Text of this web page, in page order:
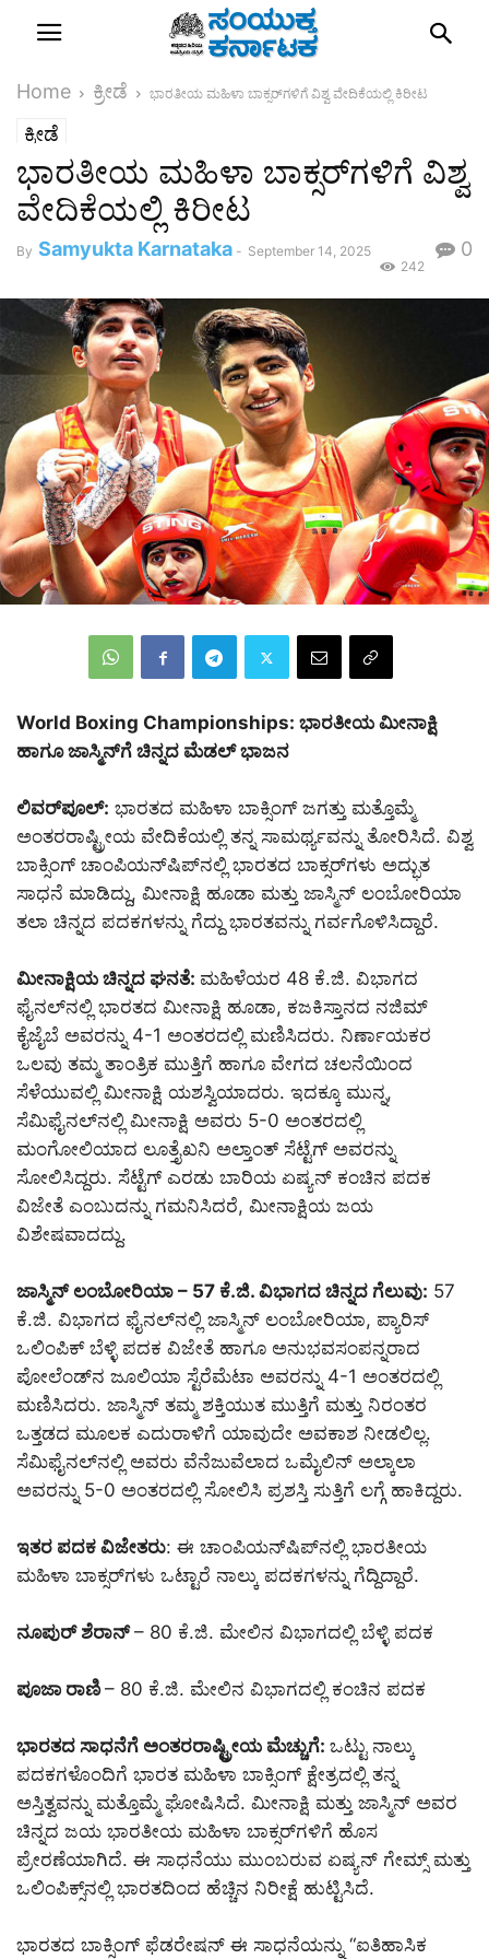
Home ಕ್ರೀಡೆ ಭಾರತೀಯ ಮಹಿಳಾ ಬಾಕ್ಸರ್‌ಗಳಿಗೆ ವಿಶ್ವ ವೇದಿಕೆಯಲ್ಲಿ ಕಿರೀಟ
ಕ್ರೀಡೆ
ಭಾರತೀಯ ಮಹಿಳಾ ಬಾಕ್ಸರ್‌ಗಳಿಗೆ ವಿಶ್ವ
ವೇದಿಕೆಯಲ್ಲಿ ಕಿರೀಟ
By Samyukta Karnataka - September 14, 2025 0
242
World Boxing Championships: ಭಾರತೀಯ ಮೀನಾಕ್ಷಿ
ಹಾಗೂ ಜಾಸ್ಮಿನ್‌ಗೆ ಚಿನ್ನದ ಮೆಡಲ್‌ ಭಾಜನ
ಲಿವರ್‌ಪೂಲ್: ಭಾರತದ ಮಹಿಳಾ ಬಾಕ್ಸಿಂಗ್‌ ಜಗತ್ತು ಮತ್ತೊಮ್ಮೆ
ಅಂತರರಾಷ್ಟ್ರೀಯ ವೇದಿಕೆಯಲ್ಲಿ ತನ್ನ ಸಾಮರ್ಥ್ಯವನ್ನು ತೋರಿಸಿದೆ. ವಿಶ್ವ
ಬಾಕ್ಸಿಂಗ್ ಚಾಂಪಿಯನ್‌ಷಿಪ್‌ನಲ್ಲಿ ಭಾರತದ ಬಾಕ್ಸರ್‌ಗಳು ಅದ್ಭುತ
ಸಾಧನೆ ಮಾಡಿದ್ದು, ಮೀನಾಕ್ಷಿ ಹೂಡಾ ಮತ್ತು ಜಾಸ್ಮಿನ್ ಲಂಬೋರಿಯಾ
ತಲಾ ಚಿನ್ನದ ಪದಕಗಳನ್ನು ಗೆದ್ದು ಭಾರತವನ್ನು ಗರ್ವಗೊಳಿಸಿದ್ದಾರೆ.
ಮೀನಾಕ್ಷಿಯ ಚಿನ್ನದ ಘನತೆ: ಮಹಿಳೆಯರ 48 ಕೆ.ಜಿ. ವಿಭಾಗದ
ಫೈನಲ್‌ನಲ್ಲಿ ಭಾರತದ ಮೀನಾಕ್ಷಿ ಹೂಡಾ, ಕಜಕಿಸ್ತಾನದ ನಜಿಮ್
ಕೈಜೈಬೆ ಅವರನ್ನು 4-1 ಅಂತರದಲ್ಲಿ ಮಣಿಸಿದರು. ನಿರ್ಣಾಯಕರ
ಒಲವು ತಮ್ಮ ತಾಂತ್ರಿಕ ಮುತ್ತಿಗೆ ಹಾಗೂ ವೇಗದ ಚಲನೆಯಿಂದ
ಸೆಳೆಯುವಲ್ಲಿ ಮೀನಾಕ್ಷಿ ಯಶಸ್ವಿಯಾದರು. ಇದಕ್ಕೂ ಮುನ್ನ,
ಸೆಮಿಫೈನಲ್‌ನಲ್ಲಿ ಮೀನಾಕ್ಷಿ ಅವರು 5-0 ಅಂತರದಲ್ಲಿ
ಮಂಗೋಲಿಯಾದ ಲೂತ್ತೈಖನಿ ಅಲ್ತಾಂತ್ ಸೆಟ್ಟೆಗ್ ಅವರನ್ನು
ಸೋಲಿಸಿದ್ದರು. ಸೆಟ್ಟೆಗ್ ಎರಡು ಬಾರಿಯ ಏಷ್ಯನ್ ಕಂಚಿನ ಪದಕ
ವಿಜೇತೆ ಎಂಬುದನ್ನು ಗಮನಿಸಿದರೆ, ಮೀನಾಕ್ಷಿಯ ಜಯ
ವಿಶೇಷವಾದದ್ದು.
ಜಾಸ್ಮಿನ್‌ ಲಂಬೋರಿಯಾ – 57 ಕೆ.ಜಿ. ವಿಭಾಗದ ಚಿನ್ನದ ಗೆಲುವು: 57
ಕೆ.ಜಿ. ವಿಭಾಗದ ಫೈನಲ್‌ನಲ್ಲಿ ಜಾಸ್ಮಿನ್ ಲಂಬೋರಿಯಾ, ಪ್ಯಾರಿಸ್
ಒಲಿಂಪಿಕ್ ಬೆಳ್ಳಿ ಪದಕ ವಿಜೇತೆ ಹಾಗೂ ಅನುಭವಸಂಪನ್ನರಾದ
ಪೋಲೆಂಡ್‌ನ ಜೂಲಿಯಾ ಸ್ಟೆರೆಮೆಟಾ ಅವರನ್ನು 4-1 ಅಂತರದಲ್ಲಿ
ಮಣಿಸಿದರು. ಜಾಸ್ಮಿನ್ ತಮ್ಮ ಶಕ್ತಿಯುತ ಮುತ್ತಿಗೆ ಮತ್ತು ನಿರಂತರ
ಒತ್ತಡದ ಮೂಲಕ ಎದುರಾಳಿಗೆ ಯಾವುದೇ ಅವಕಾಶ ನೀಡಲಿಲ್ಲ.
ಸೆಮಿಫೈನಲ್‌ನಲ್ಲಿ ಅವರು ವೆನೆಜುವೆಲಾದ ಒಮೈಲಿನ್ ಅಲ್ಕಾಲಾ
ಅವರನ್ನು 5-0 ಅಂತರದಲ್ಲಿ ಸೋಲಿಸಿ ಪ್ರಶಸ್ತಿ ಸುತ್ತಿಗೆ ಲಗ್ಗೆ ಹಾಕಿದ್ದರು.
ಇತರ ಪದಕ ವಿಜೇತರು: ಈ ಚಾಂಪಿಯನ್‌ಷಿಪ್‌ನಲ್ಲಿ ಭಾರತೀಯ
ಮಹಿಳಾ ಬಾಕ್ಸರ್‌ಗಳು ಒಟ್ಟಾರೆ ನಾಲ್ಕು ಪದಕಗಳನ್ನು ಗೆದ್ದಿದ್ದಾರೆ.
ನೂಪುರ್ ಶೆರಾನ್– 80 ಕೆ.ಜಿ. ಮೇಲಿನ ವಿಭಾಗದಲ್ಲಿ ಬೆಳ್ಳಿ ಪದಕ
ಪೂಜಾ ರಾಣಿ– 80 ಕೆ.ಜಿ. ಮೇಲಿನ ವಿಭಾಗದಲ್ಲಿ ಕಂಚಿನ ಪದಕ
ಭಾರತದ ಸಾಧನೆಗೆ ಅಂತರರಾಷ್ಟ್ರೀಯ ಮೆಚ್ಚುಗೆ: ಒಟ್ಟು ನಾಲ್ಕು
ಪದಕಗಳೊಂದಿಗೆ ಭಾರತ ಮಹಿಳಾ ಬಾಕ್ಸಿಂಗ್ ಕ್ಷೇತ್ರದಲ್ಲಿ ತನ್ನ
ಅಸ್ತಿತ್ವವನ್ನು ಮತ್ತೊಮ್ಮೆ ಘೋಷಿಸಿದೆ. ಮೀನಾಕ್ಷಿ ಮತ್ತು ಜಾಸ್ಮಿನ್ ಅವರ
ಚಿನ್ನದ ಜಯ ಭಾರತೀಯ ಮಹಿಳಾ ಬಾಕ್ಸರ್‌ಗಳಿಗೆ ಹೊಸ
ಪ್ರೇರಣೆಯಾಗಿದೆ. ಈ ಸಾಧನೆಯು ಮುಂಬರುವ ಏಷ್ಯನ್ ಗೇಮ್ಸ್ ಮತ್ತು
ಒಲಿಂಪಿಕ್ಸ್‌ನಲ್ಲಿ ಭಾರತದಿಂದ ಹೆಚ್ಚಿನ ನಿರೀಕ್ಷೆ ಹುಟ್ಟಿಸಿದೆ.
ಭಾರತದ ಬಾಕ್ಸಿಂಗ್ ಫೆಡರೇಷನ್ ಈ ಸಾಧನೆಯನ್ನು “ಐತಿಹಾಸಿಕ